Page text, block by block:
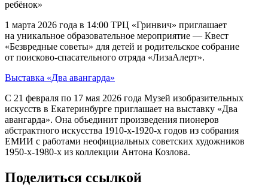
ребёнок»
1 марта 2026 года в 14:00 ТРЦ «Гринвич» приглашает
на уникальное образовательное мероприятие — Квест
«Безвредные советы» для детей и родительское собрание
от поисково-спасательного отряда «ЛизаАлерт».
Выставка «Два авангарда»
С 21 февраля по 17 мая 2026 года Музей изобразительных
искусств в Екатеринбурге приглашает на выставку «Два
авангарда». Она объединит произведения пионеров
абстрактного искусства 1910-х-1920-х годов из собрания
ЕМИИ с работами неофициальных советских художников
1950-х-1980-х из коллекции Антона Козлова.
Поделиться ссылкой